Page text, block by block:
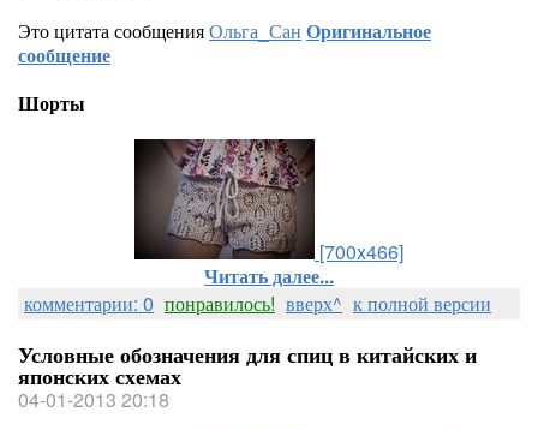
Это цитата сообщенияОльга_Сан Оригинальное
сообщение
Шорты
[700x466]
Читать далее...
комментарии: 0 понравилось! вверх^ к полной версии
Условные обозначения для спиц в китайских и
японских схемах
04-01-2013 20:18